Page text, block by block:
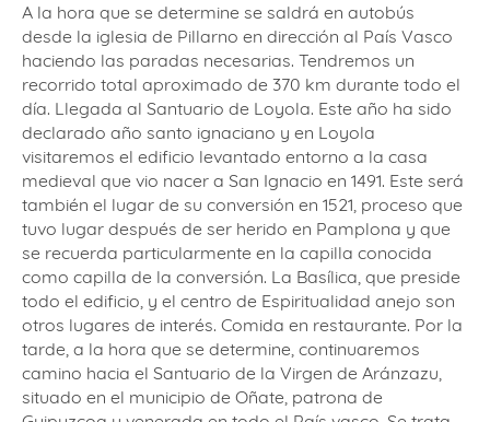
A la hora que se determine se saldrá en autobús
desde la iglesia de Pillarno en dirección al País Vasco
haciendo las paradas necesarias. Tendremos un
recorrido total aproximado de 370 km durante todo el
día. Llegada al Santuario de Loyola. Este año ha sido
declarado año santo ignaciano y en Loyola
visitaremos el edificio levantado entorno a la casa
medieval que vio nacer a San Ignacio en 1491. Este será
también el lugar de su conversión en 1521, proceso que
tuvo lugar después de ser herido en Pamplona y que
se recuerda particularmente en la capilla conocida
como capilla de la conversión. La Basílica, que preside
todo el edificio, y el centro de Espiritualidad anejo son
otros lugares de interés. Comida en restaurante. Por la
tarde, a la hora que se determine, continuaremos
camino hacia el Santuario de la Virgen de Aránzazu,
situado en el municipio de Oñate, patrona de